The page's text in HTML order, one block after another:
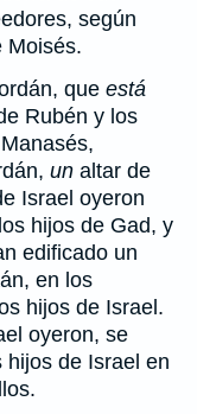
según
Moisés.
que está
Rubén y los
un altar de
Israel oyeron
hijos de Gad, y
edificado un
en los
hijos de Israel.
oyeron, se
hijos de Israel en